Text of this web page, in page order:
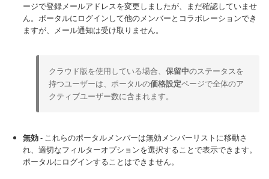
ージで登録メールアドレスを変更しましたが、まだ確認していませ
ん。ポータルにログインして他のメンバーとコラボレーションでき
ますが、メール通知は受け取りません。
クラウド版を使用している場合、 保留中のステータスを
持つユーザーは、ポータルの価格設定ページで全体のア
クティブユーザー数に含まれます。
無効- これらのポータルメンバーは無効メンバーリストに移動さ
れ、適切なフィルターオプションを選択することで表示できます。
ポータルにログインすることはできません。